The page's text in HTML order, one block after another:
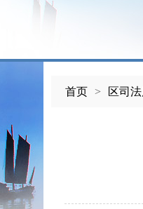
首页 > 区司